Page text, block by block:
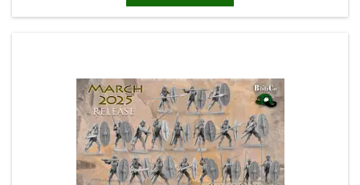
campañas y partidas introductorias.